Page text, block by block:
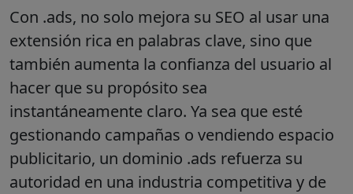
Con .ads, no solo mejora su SEO al usar una
extensión rica en palabras clave, sino que
también aumenta la confianza del usuario al
hacer que su propósito sea
instantáneamente claro. Ya sea que esté
gestionando campañas o vendiendo espacio
publicitario, un dominio .ads refuerza su
autoridad en una industria competitiva y de